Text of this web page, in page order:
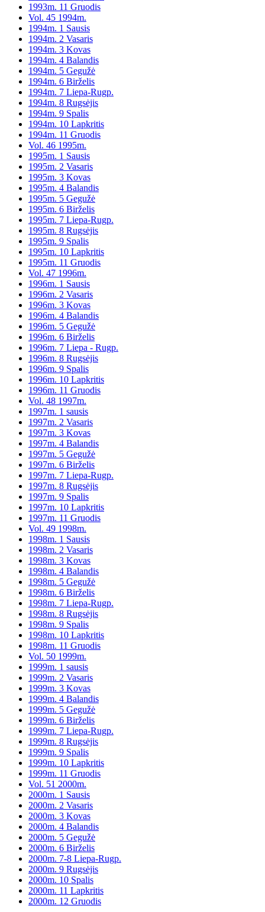
1993m. 11 Gruodis
Vol. 45 1994m.
1994m. 1 Sausis
1994m. 2 Vasaris
1994m. 3 Kovas
1994m. 4 Balandis
1994m. 5 Gegužė
1994m. 6 Birželis
1994m. 7 Liepa-Rugp.
1994m. 8 Rugsėjis
1994m. 9 Spalis
1994m. 10 Lapkritis
1994m. 11 Gruodis
Vol. 46 1995m.
1995m. 1 Sausis
1995m. 2 Vasaris
1995m. 3 Kovas
1995m. 4 Balandis
1995m. 5 Gegužė
1995m. 6 Birželis
1995m. 7 Liepa-Rugp.
1995m. 8 Rugsėjis
1995m. 9 Spalis
1995m. 10 Lapkritis
1995m. 11 Gruodis
Vol. 47 1996m.
1996m. 1 Sausis
1996m. 2 Vasaris
1996m. 3 Kovas
1996m. 4 Balandis
1996m. 5 Gegužė
1996m. 6 Birželis
1996m. 7 Liepa - Rugp.
1996m. 8 Rugsėjis
1996m. 9 Spalis
1996m. 10 Lapkritis
1996m. 11 Gruodis
Vol. 48 1997m.
1997m. 1 sausis
1997m. 2 Vasaris
1997m. 3 Kovas
1997m. 4 Balandis
1997m. 5 Gegužė
1997m. 6 Birželis
1997m. 7 Liepa-Rugp.
1997m. 8 Rugsėjis
1997m. 9 Spalis
1997m. 10 Lapkritis
1997m. 11 Gruodis
Vol. 49 1998m.
1998m. 1 Sausis
1998m. 2 Vasaris
1998m. 3 Kovas
1998m. 4 Balandis
1998m. 5 Gegužė
1998m. 6 Birželis
1998m. 7 Liepa-Rugp.
1998m. 8 Rugsėjis
1998m. 9 Spalis
1998m. 10 Lapkritis
1998m. 11 Gruodis
Vol. 50 1999m.
1999m. 1 sausis
1999m. 2 Vasaris
1999m. 3 Kovas
1999m. 4 Balandis
1999m. 5 Gegužė
1999m. 6 Birželis
1999m. 7 Liepa-Rugp.
1999m. 8 Rugsėjis
1999m. 9 Spalis
1999m. 10 Lapkritis
1999m. 11 Gruodis
Vol. 51 2000m.
2000m. 1 Sausis
2000m. 2 Vasaris
2000m. 3 Kovas
2000m. 4 Balandis
2000m. 5 Gegužė
2000m. 6 Birželis
2000m. 7-8 Liepa-Rugp.
2000m. 9 Rugsėjis
2000m. 10 Spalis
2000m. 11 Lapkritis
2000m. 12 Gruodis